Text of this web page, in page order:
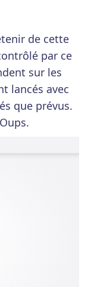
de cette
par ce
sur les
lancés avec
que prévus.